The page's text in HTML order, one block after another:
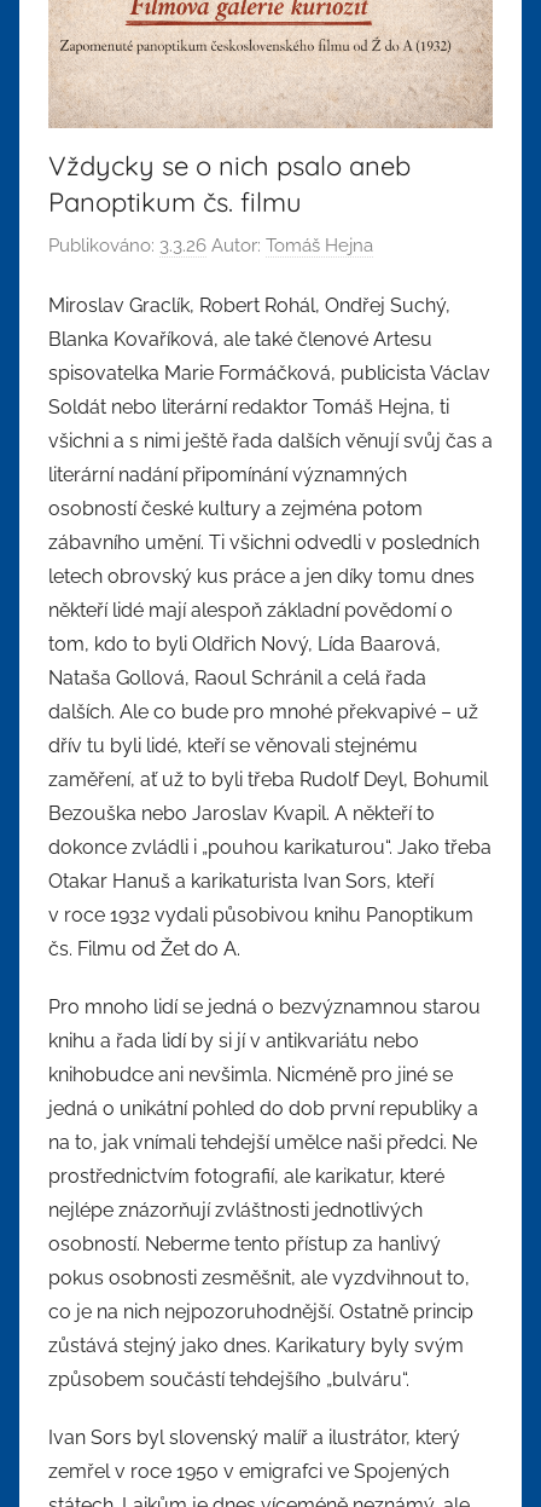
Vždycky se o nich psalo aneb
Panoptikum čs. filmu
Publikováno: 3.3.26 Autor: Tomáš Hejna
Miroslav Graclík, Robert Rohál, Ondřej Suchý,
Blanka Kovaříková, ale také členové Artesu
spisovatelka Marie Formáčková, publicista Václav
Soldát nebo literární redaktor Tomáš Hejna, ti
všichni a s nimi ještě řada dalších věnují svůj čas a
literární nadání připomínání významných
osobností české kultury a zejména potom
zábavního umění. Ti všichni odvedli v posledních
letech obrovský kus práce a jen díky tomu dnes
někteří lidé mají alespoň základní povědomí o
tom, kdo to byli Oldřich Nový, Lída Baarová,
Nataša Gollová, Raoul Schránil a celá řada
dalších. Ale co bude pro mnohé překvapivé – už
dřív tu byli lidé, kteří se věnovali stejnému
zaměření, ať už to byli třeba Rudolf Deyl, Bohumil
Bezouška nebo Jaroslav Kvapil. A někteří to
dokonce zvládli i „pouhou karikaturou“. Jako třeba
Otakar Hanuš a karikaturista Ivan Sors, kteří
v roce 1932 vydali působivou knihu Panoptikum
čs. Filmu od Žet do A.
Pro mnoho lidí se jedná o bezvýznamnou starou
knihu a řada lidí by si jí v antikvariátu nebo
knihobudce ani nevšimla. Nicméně pro jiné se
jedná o unikátní pohled do dob první republiky a
na to, jak vnímali tehdejší umělce naši předci. Ne
prostřednictvím fotografií, ale karikatur, které
nejlépe znázorňují zvláštnosti jednotlivých
osobností. Neberme tento přístup za hanlivý
pokus osobnosti zesměšnit, ale vyzdvihnout to,
co je na nich nejpozoruhodnější. Ostatně princip
zůstává stejný jako dnes. Karikatury byly svým
způsobem součástí tehdejšího „bulváru“.
Ivan Sors byl slovenský malíř a ilustrátor, který
zemřel v roce 1950 v emigrafci ve Spojených